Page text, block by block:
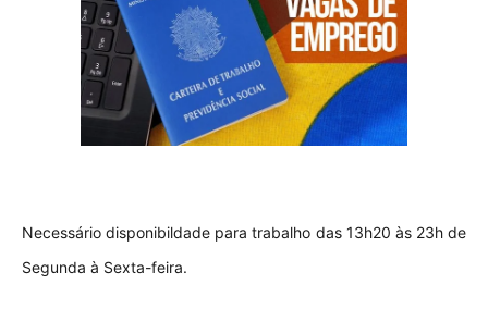
Necessário disponibildade para trabalho das 13h20 às 23h de
Segunda à Sexta-feira.